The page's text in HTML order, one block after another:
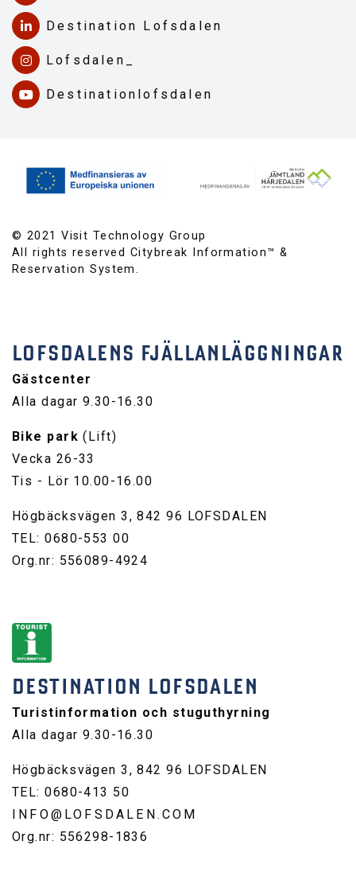
Destination Lofsdalen
Lofsdalen_
Destinationlofsdalen
© 2021 Visit Technology Group
All rights reserved Citybreak Information™ &
Reservation System.
DESTINATION LOFSDALEN
Turistinformation och stuguthyrning
Alla dagar 9.30-16.30
Högbäcksvägen 3, 842 96 LOFSDALEN
TEL: 0680-413 50
INFO@LOFSDALEN.COM
Org.nr: 556298-1836
LOFSDALENS FJÄLLANLÄGGNINGAR
Gästcenter
Alla dagar 9.30-16.30
Bike park (Lift)
Vecka 26-33
Tis - Lör 10.00-16.00
Högbäcksvägen 3, 842 96 LOFSDALEN
TEL: 0680-553 00
Org.nr: 556089-4924